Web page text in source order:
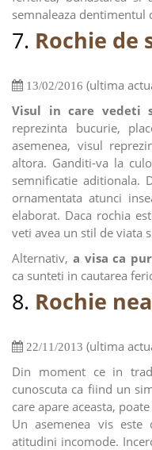
semnaleaza dentimentul
7. Rochie de
13/02/2016 (ultima
Visul in care vedeti
reprezinta bucurie,
asemenea, visul
altora. Ganditi-va la
semnificatie aditionala.
ornamentata atunci
elaborat. Daca rochia
veti avea un stil de viata
Alternativ, a visa ca
ca sunteti in cautarea
8. Rochie
22/11/2013 (ultima
Din moment ce in
cunoscuta ca fiind un
care apare aceasta,
Un asemenea vis
atitudini incomode.